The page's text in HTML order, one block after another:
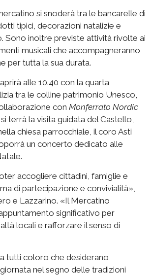
si snoderà tra le bancarelle di
tipici, decorazioni natalizie e
Sono inoltre previste attività rivolte ai
musicali che accompagneranno
per tutta la sua durata.
alle 10.40 con la quarta
tra le colline patrimonio Unesco,
con Monferrato Nordic
si terrà la visita guidata del Castello,
chiesa parrocchiale, il coro Asti
un concerto dedicato alle
accogliere cittadini, famiglie e
di partecipazione e convivialità»,
e Lazzarino. «Il Mercatino
significativo per
locali e rafforzare il senso di
a tutti coloro che desiderano
nel segno delle tradizioni